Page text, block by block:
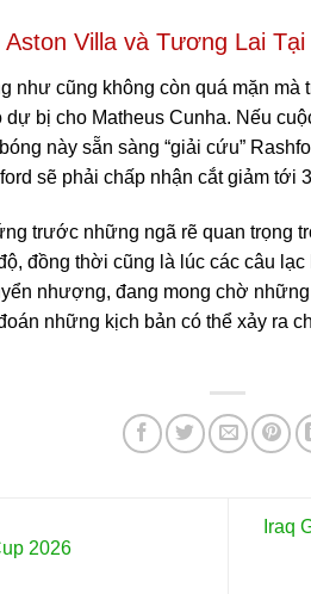
Villa và Tương Lai Tại
cũng không còn quá mặn
bị cho Matheus Cunha. Nếu
này sẵn sàng “giải cứu”
sẽ phải chấp nhận cắt giảm tới
trước những ngã rẽ quan trọng
đồng thời cũng là lúc các câu
nhượng, đang mong chờ
những kịch bản có thể xảy ra
2026
Iraq